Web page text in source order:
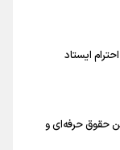
شهادت اجتناب
ضرر/ تیم ملی در
ایستاد
حقوق حرفه‌ای و